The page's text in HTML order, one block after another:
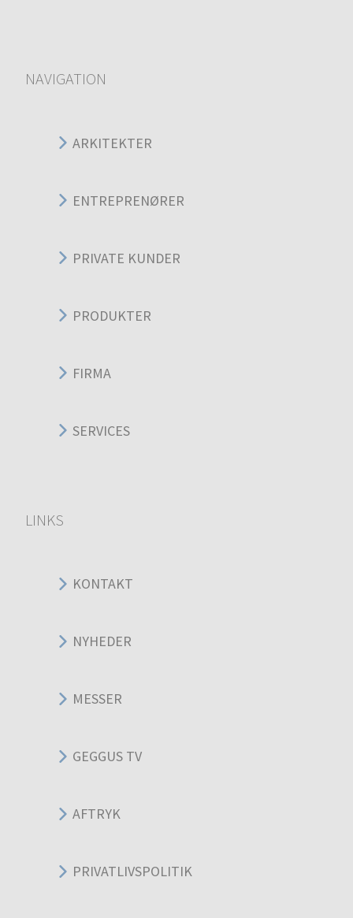
NAVIGATION
ARKITEKTER
ENTREPRENØRER
PRIVATE KUNDER
PRODUKTER
FIRMA
SERVICES
LINKS
KONTAKT
NYHEDER
MESSER
GEGGUS TV
AFTRYK
PRIVATLIVSPOLITIK